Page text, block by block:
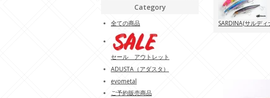
SARDINA(サルディ
Category
全ての商品
セール アウトレット
ADUSTA（アダスタ）
evometal
ご予約販売商品